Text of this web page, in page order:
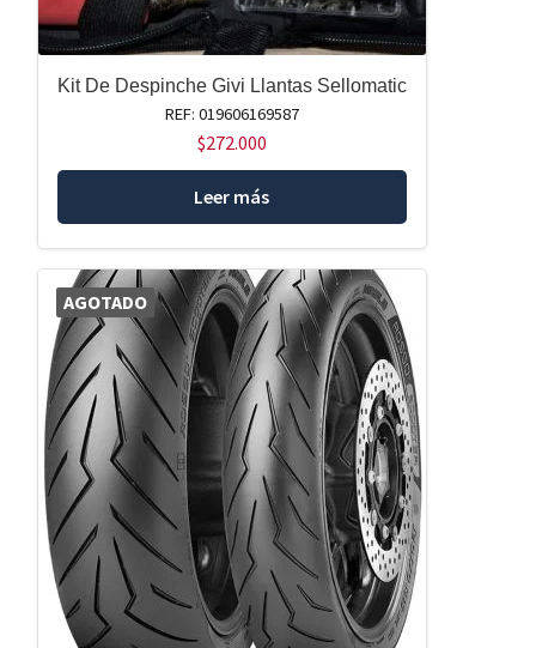
Kit De Despinche Givi Llantas Sellomatic
REF: 019606169587
$272.000
Leer más
AGOTADO